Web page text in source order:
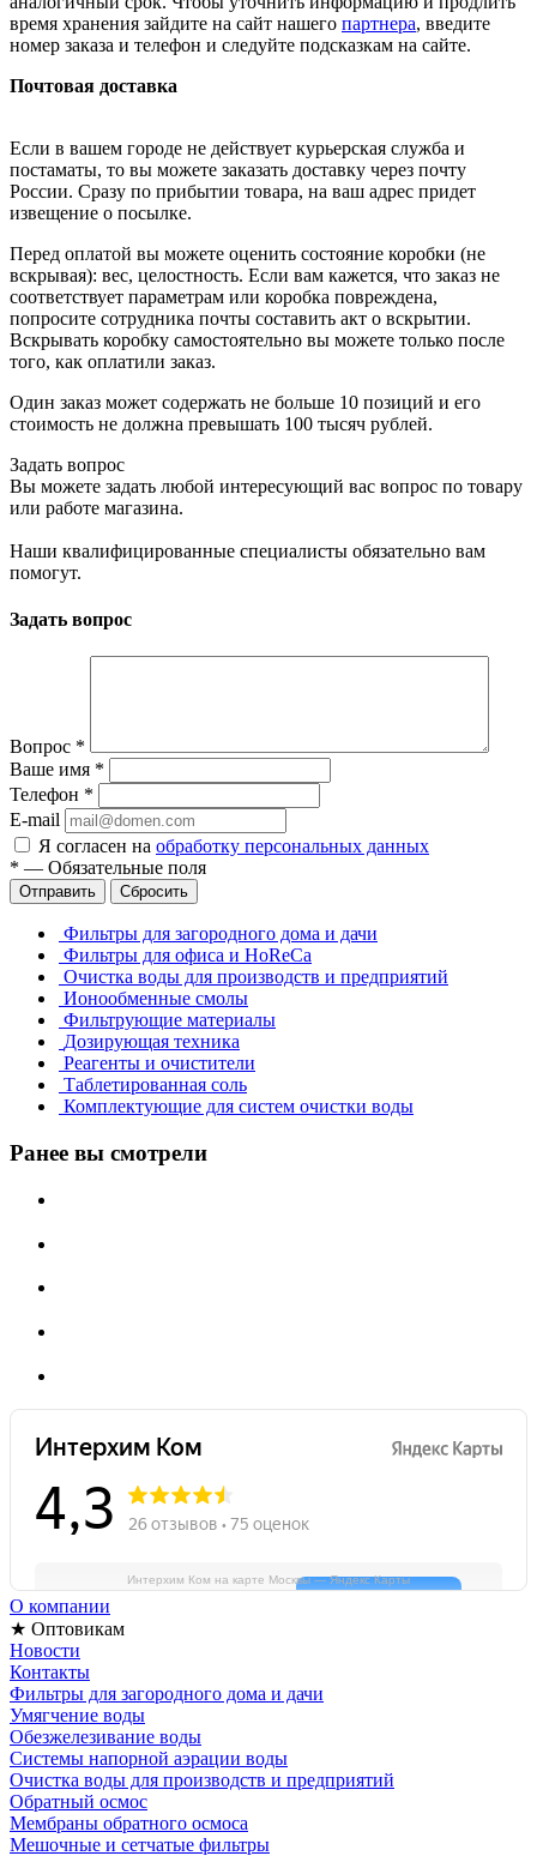
время хранения зайдите на сайт нашего партнера, введите
номер заказа и телефон и следуйте подсказкам на сайте.
Почтовая доставка
Если в вашем городе не действует курьерская служба и
постаматы, то вы можете заказать доставку через почту
России. Сразу по прибытии товара, на ваш адрес придет
извещение о посылке.
Перед оплатой вы можете оценить состояние коробки (не
вскрывая): вес, целостность. Если вам кажется, что заказ не
соответствует параметрам или коробка повреждена,
попросите сотрудника почты составить акт о вскрытии.
Вскрывать коробку самостоятельно вы можете только после
того, как оплатили заказ.
Один заказ может содержать не больше 10 позиций и его
стоимость не должна превышать 100 тысяч рублей.
Задать вопрос
Вы можете задать любой интересующий вас вопрос по товару
или работе магазина.
Наши квалифицированные специалисты обязательно вам
помогут.
Задать вопрос
Вопрос *
Ваше имя *
Телефон *
E-mail
Я согласен на обработку персональных данных
* — Обязательные поля
Отправить Сбросить
Фильтры для загородного дома и дачи
Фильтры для офиса и HoReCa
Очистка воды для производств и предприятий
Ионообменные смолы
Фильтрующие материалы
Дозирующая техника
Реагенты и очистители
Таблетированная соль
Комплектующие для систем очистки воды
Ранее вы смотрели
Интерхим Ком на карте Москвы — Яндекс Карты
О компании
★ Оптовикам
Новости
Контакты
Фильтры для загородного дома и дачи
Умягчение воды
Обезжелезивание воды
Системы напорной аэрации воды
Очистка воды для производств и предприятий
Обратный осмос
Мембраны обратного осмоса
Мешочные и сетчатые фильтры